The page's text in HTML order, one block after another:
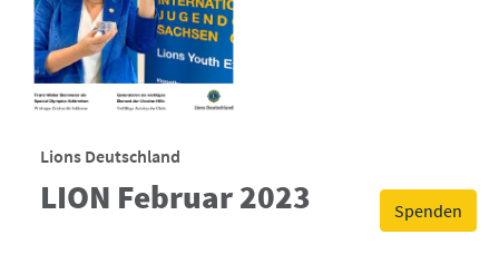
Spenden
Lions Deutschland
LION Februar 2023